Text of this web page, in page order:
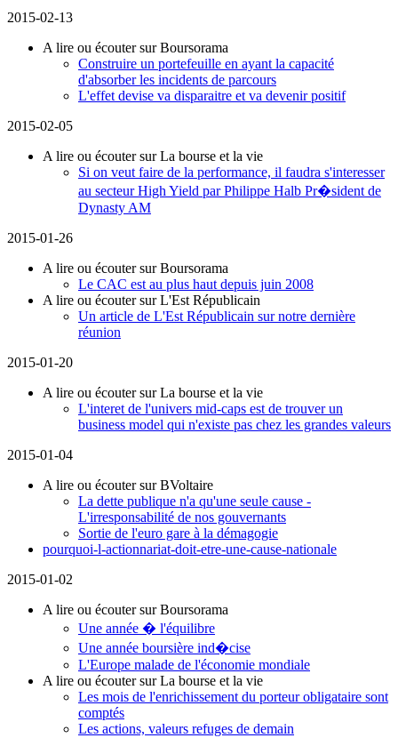
2015-02-13
A lire ou écouter sur Boursorama
Construire un portefeuille en ayant la capacité
d'absorber les incidents de parcours
L'effet devise va disparaitre et va devenir positif
2015-02-05
A lire ou écouter sur La bourse et la vie
Si on veut faire de la performance, il faudra s'interesser
au secteur High Yield par Philippe Halb Pr�sident de
Dynasty AM
2015-01-26
A lire ou écouter sur Boursorama
Le CAC est au plus haut depuis juin 2008
A lire ou écouter sur L'Est Républicain
Un article de L'Est Républicain sur notre dernière
réunion
2015-01-20
A lire ou écouter sur La bourse et la vie
L'interet de l'univers mid-caps est de trouver un
business model qui n'existe pas chez les grandes valeurs
2015-01-04
A lire ou écouter sur BVoltaire
La dette publique n'a qu'une seule cause -
L'irresponsabilité de nos gouvernants
Sortie de l'euro gare à la démagogie
pourquoi-l-actionnariat-doit-etre-une-cause-nationale
2015-01-02
A lire ou écouter sur Boursorama
Une année � l'équilibre
Une année boursière ind�cise
L'Europe malade de l'économie mondiale
A lire ou écouter sur La bourse et la vie
Les mois de l'enrichissement du porteur obligataire sont
comptés
Les actions, valeurs refuges de demain